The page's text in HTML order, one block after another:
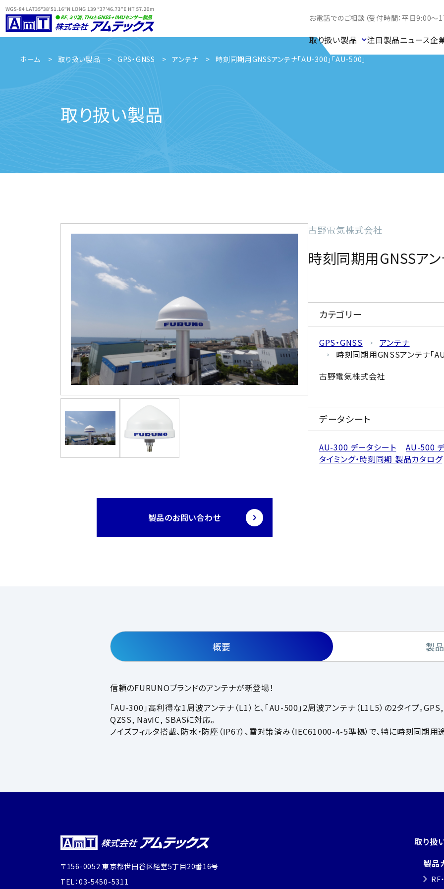
お電話でのご相談（受付時間：平日9:00～
取り扱い製品 注目製品ニュース企
ホーム 取り扱い製品 GPS・GNSS アンテナ 時刻同期用GNSSアンテナ「AU-300」「AU-500」
取り扱い製品
製品のお問い合わせ
古野電気株式会社
時刻同期用GNSSアン
カテゴリー
GPS・GNSS
アンテナ
時刻同期用GNSSアンテナ「
古野電気株式会社
データシート
AU-300 データシート
AU-500
タイミング・時刻同期 製品カタログ
概要 製
信頼のFURUNOブランドのアンテナが新登場！
「AU-300」高利得な1周波アンテナ（L1）と、「AU-500」2周波アンテナ（L1L5）の2タイプ。
QZSS, NavIC, SBASに対応。
ノイズフィルタ搭載、防水・防塵（IP67）、雷対策済み（IEC61000-4-5準拠）で、特に時刻同期用
〒156-0052 東京都世田谷区経堂5丁目20番16号
TEL：03-5450-5311
取り扱
製品
RF